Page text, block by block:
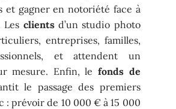
et gagner en notoriété face à
Les clientsd’un studio photo
entreprises, familles,
et attendent un
mesure. Enfin, lefonds de
le passage des premiers
: prévoir de 10 000 € à 15 000